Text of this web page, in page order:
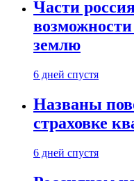
Части
землю
6 дней спустя
Названы
страховке
6 дней спустя